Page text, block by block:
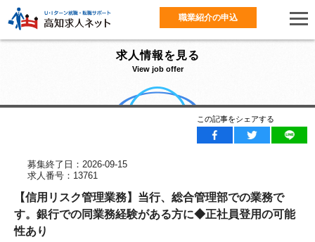
職業紹介の申込
求人情報を見る
View job offer
この記事をシェアする
募集終了日：2026-09-15
求人番号：13761
【信用リスク管理業務】当行、総合管理部での業務で
す。銀行での同業務経験がある方に◆正社員登用の可能
性あり